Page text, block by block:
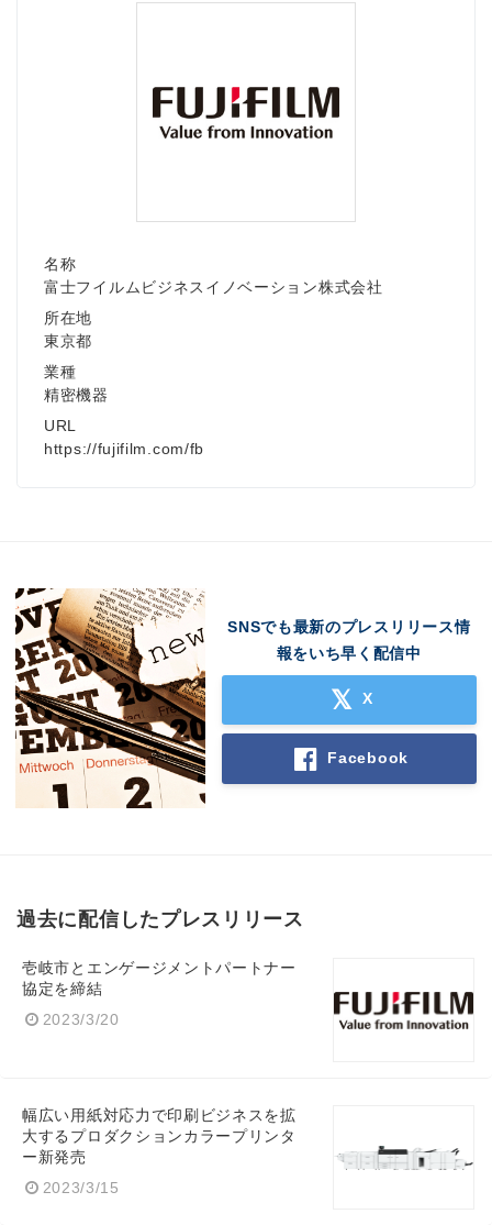
名称
富士フイルムビジネスイノベーション株式会社
所在地
東京都
業種
精密機器
URL
https://fujifilm.com/fb
SNSでも最新のプレスリリース情
報をいち早く配信中
X
Facebook
過去に配信したプレスリリース
壱岐市とエンゲージメントパートナー
協定を締結
2023/3/20
幅広い用紙対応力で印刷ビジネスを拡
大するプロダクションカラープリンタ
ー新発売
2023/3/15